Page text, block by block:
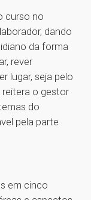
curso no
dando
da forma
rever
lugar, seja pelo
reitera o gestor
do
pela parte
em cinco